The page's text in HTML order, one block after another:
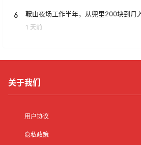
6 鞍山夜场工作半年，从兜里200块到月
1 天前
关于我们
用户协议
隐私政策